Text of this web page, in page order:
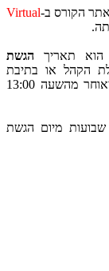
הקורס ב-Virtual
הוא תאריך הגשת
הקהל או בתיבת
הדואר של החוג. התיבה תרוקן לא יאוחר מהשעה 13:00
הציונים ע"י המרצה תוך 3 שבועות מיום הגשת